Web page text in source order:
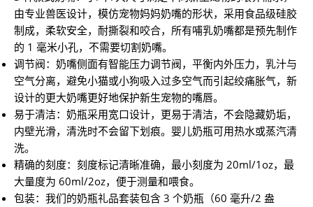
由专业兽医设计，模仿宠物妈妈奶嘴的形状，采用食品级硅胶
制成，柔软安全，耐撕裂和咬合，所有哺乳奶嘴都是预先制作
的 1 毫米小孔，不需要切割奶嘴。
调节阀：奶嘴侧面有智能压力调节阀，平衡内外压力，乳汁与
空气分离，避免小猫或小狗吸入过多空气而引起绞痛胀气，新
设计的更大奶嘴更好地保护新生宠物的嘴唇。
易于清洁：奶瓶采用宽口设计，更易于清洁，不会隐藏奶垢，
内壁光滑，清洗时不会留下划痕。婴儿奶瓶可用热水或蒸汽清
洗。
精确的刻度：刻度标记清晰准确，最小刻度为 20ml/1oz，最
大量度为 60ml/2oz，便于测量和喂食。
包装：我们的奶瓶礼品套装包含 3 个奶瓶（60 毫升/2 盎